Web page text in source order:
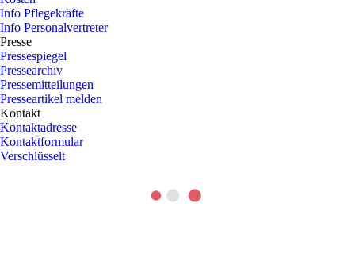
Info Pflegekräfte
Info Personalvertreter
Presse
Pressespiegel
Pressearchiv
Pressemitteilungen
Presseartikel melden
Kontakt
Kontaktadresse
Kontaktformular
Verschlüsselt